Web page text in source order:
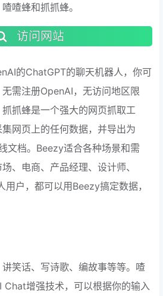
喳蜂和抓抓蜂。
访问网站
的ChatGPT的聊天机器人，你可
需注册OpenAI，无访问地区限
抓蜂是一个强大的网页抓取工
网页上的任何数据，并导出为
文档。Beezy适合各种场景和需
、电商、产品经理、设计师、
用户，都可以用Beezy搞定数据，
笑话、写诗歌、编故事等等。喳
Chat增强技术，可以根据你的输入